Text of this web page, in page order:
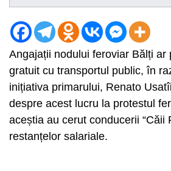
Angajații nodului feroviar Bălți ar
gratuit cu transportul public, în
inițiativa primarului, Renato
despre acest lucru la protestul
aceștia au cerut conducerii “Căii
restanțelor salariale.